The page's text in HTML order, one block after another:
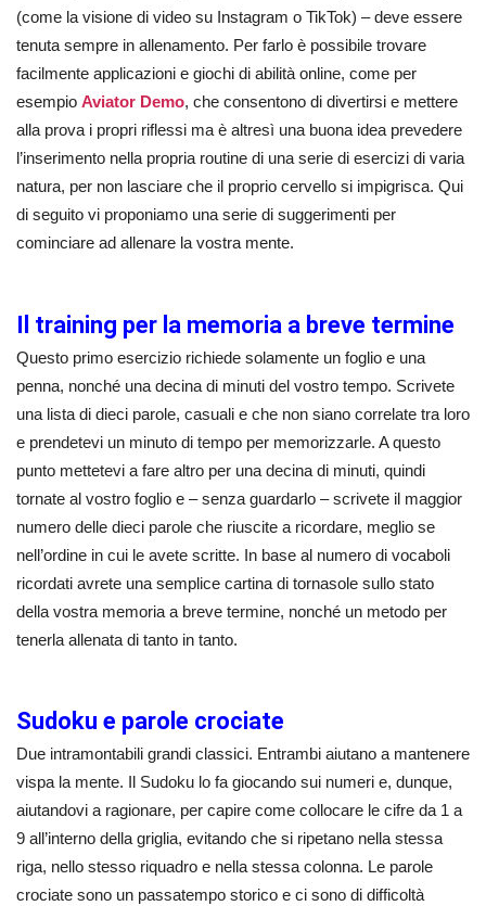
(come la visione di video su Instagram o TikTok) – deve essere
tenuta sempre in allenamento. Per farlo è possibile trovare
facilmente applicazioni e giochi di abilità online, come per
esempio Aviator Demo, che consentono di divertirsi e mettere
alla prova i propri riflessi ma è altresì una buona idea prevedere
l’inserimento nella propria routine di una serie di esercizi di varia
natura, per non lasciare che il proprio cervello si impigrisca. Qui
di seguito vi proponiamo una serie di suggerimenti per
cominciare ad allenare la vostra mente.
Il training per la memoria a breve termine
Questo primo esercizio richiede solamente un foglio e una
penna, nonché una decina di minuti del vostro tempo. Scrivete
una lista di dieci parole, casuali e che non siano correlate tra loro
e prendetevi un minuto di tempo per memorizzarle. A questo
punto mettetevi a fare altro per una decina di minuti, quindi
tornate al vostro foglio e – senza guardarlo – scrivete il maggior
numero delle dieci parole che riuscite a ricordare, meglio se
nell’ordine in cui le avete scritte. In base al numero di vocaboli
ricordati avrete una semplice cartina di tornasole sullo stato
della vostra memoria a breve termine, nonché un metodo per
tenerla allenata di tanto in tanto.
Sudoku e parole crociate
Due intramontabili grandi classici. Entrambi aiutano a mantenere
vispa la mente. Il Sudoku lo fa giocando sui numeri e, dunque,
aiutandovi a ragionare, per capire come collocare le cifre da 1 a
9 all’interno della griglia, evitando che si ripetano nella stessa
riga, nello stesso riquadro e nella stessa colonna. Le parole
crociate sono un passatempo storico e ci sono di difficoltà